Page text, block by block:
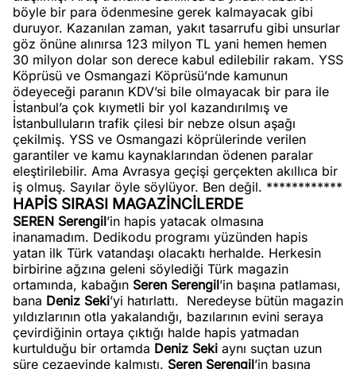
böyle bir para ödenmesine gerek kalmayacak gibi
duruyor. Kazanılan zaman, yakıt tasarrufu gibi unsurlar
göz önüne alınırsa 123 milyon TL yani hemen hemen
30 milyon dolar son derece kabul edilebilir rakam. YSS
Köprüsü ve Osmangazi Köprüsü’nde kamunun
ödeyeceği paranın KDV’si bile olmayacak bir para ile
İstanbul’a çok kıymetli bir yol kazandırılmış ve
İstanbulluların trafik çilesi bir nebze olsun aşağı
çekilmiş. YSS ve Osmangazi köprülerinde verilen
garantiler ve kamu kaynaklarından ödenen paralar
eleştirilebilir. Ama Avrasya geçişi gerçekten akıllıca bir
iş olmuş. Sayılar öyle söylüyor. Ben değil. ************
HAPİS SIRASI MAGAZİNCİLERDE
SEREN Serengil’in hapis yatacak olmasına
inanamadım. Dedikodu programı yüzünden hapis
yatan ilk Türk vatandaşı olacaktı herhalde. Herkesin
birbirine ağzına geleni söylediği Türk magazin
ortamında, kabağın Seren Serengil’in başına patlaması,
bana Deniz Seki’yi hatırlattı. Neredeyse bütün magazin
yıldızlarının otla yakalandığı, bazılarının evini seraya
çevirdiğinin ortaya çıktığı halde hapis yatmadan
kurtulduğu bir ortamda Deniz Seki aynı suçtan uzun
süre cezaevinde kalmıştı. Seren Serengil’in başına